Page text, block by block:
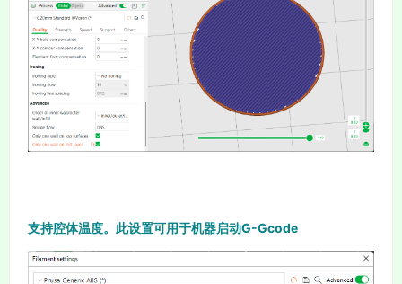
支持腔体温度。此设置可用于机器启动G-Gcode